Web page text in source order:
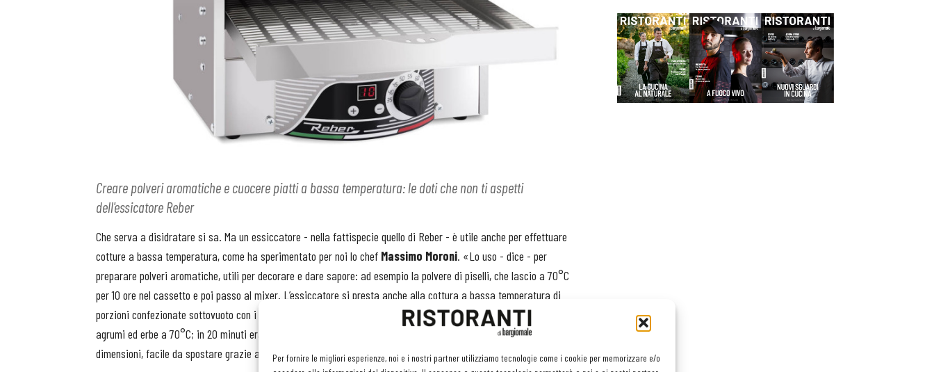
Per fornire le migliori esperienze, noi e i nostri partner utilizziamo tecnologie come i cookie per memorizzare e/o
Creare polveri aromatiche e cuocere piatti a bassa temperatura: le doti che non ti aspetti
dell'essicatore Reber
Che serva a disidratare si sa. Ma un essiccatore - nella fattispecie quello di Reber - è utile anche per effettuare
cotture a bassa temperatura, come ha sperimentato per noi lo chef Massimo Moroni. «Lo uso - dice - per
preparare polveri aromatiche, utili per decorare e dare sapore: ad esempio la polvere di piselli, che lascio a 70°C
per 10 ore nel cassetto e poi passo al mixer. L’essiccatore si presta anche alla cottura a bassa temperatura di
porzioni confezionate sottovuoto con i condimenti e le verdure necessarie. Ho cotto in essiccatore il salmone con
agrumi ed erbe a 70°C; in 20 minuti era pronto, solo da dorare in padella. La macchina è pratica per le piccole
dimensioni, facile da spostare grazie alle maniglie, i cassetti in acciaio si lavano facilmente in lavastoviglie»